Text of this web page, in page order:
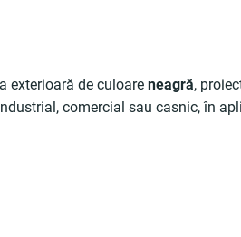
exterioară de culoare neagră,
comercial sau casnic, în